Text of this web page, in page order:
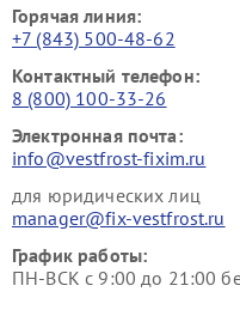
Горячая линия:
+7 (843) 500-48-62
Контактный телефон:
8 (800) 100-33-26
Электронная почта:
info@vestfrost-fixim.ru
для юридических лиц
manager@fix-vestfrost.ru
График работы:
ПН-ВСК с 9:00 до 21:00